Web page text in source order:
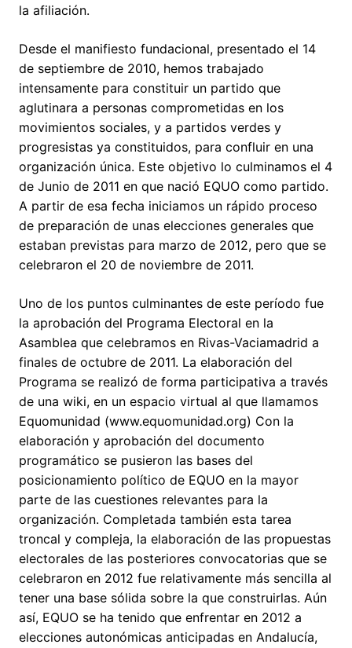
la afiliación.
Desde el manifiesto fundacional, presentado el 14
de septiembre de 2010, hemos trabajado
intensamente para constituir un partido que
aglutinara a personas comprometidas en los
movimientos sociales, y a partidos verdes y
progresistas ya constituidos, para confluir en una
organización única. Este objetivo lo culminamos el 4
de Junio de 2011 en que nació EQUO como partido.
A partir de esa fecha iniciamos un rápido proceso
de preparación de unas elecciones generales que
estaban previstas para marzo de 2012, pero que se
celebraron el 20 de noviembre de 2011.
Uno de los puntos culminantes de este período fue
la aprobación del Programa Electoral en la
Asamblea que celebramos en Rivas-Vaciamadrid a
finales de octubre de 2011. La elaboración del
Programa se realizó de forma participativa a través
de una wiki, en un espacio virtual al que llamamos
Equomunidad (www.equomunidad.org) Con la
elaboración y aprobación del documento
programático se pusieron las bases del
posicionamiento político de EQUO en la mayor
parte de las cuestiones relevantes para la
organización. Completada también esta tarea
troncal y compleja, la elaboración de las propuestas
electorales de las posteriores convocatorias que se
celebraron en 2012 fue relativamente más sencilla al
tener una base sólida sobre la que construirlas. Aún
así, EQUO se ha tenido que enfrentar en 2012 a
elecciones autonómicas anticipadas en Andalucía,